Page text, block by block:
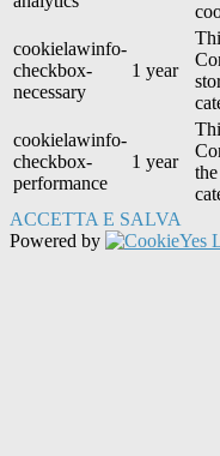
cookielawinfo-
checkbox-
necessary
1 year
cookielawinfo-
checkbox-
performance
1 year
ACCETTA E SALVA
Powered by